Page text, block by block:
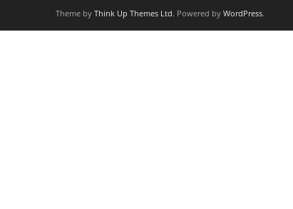
Theme by Think Up Themes Ltd. Powered by WordPress.